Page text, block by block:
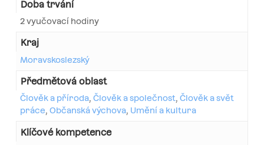
Doba trvání
2 vyučovací hodiny
Kraj
Moravskoslezský
Předmětová oblast
Člověk a příroda, Člověk a společnost, Člověk a svět
práce, Občanská výchova, Umění a kultura
Klíčové kompetence